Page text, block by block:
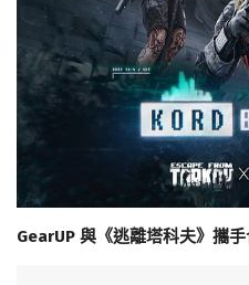
GearUP 與《逃離塔科夫》攜